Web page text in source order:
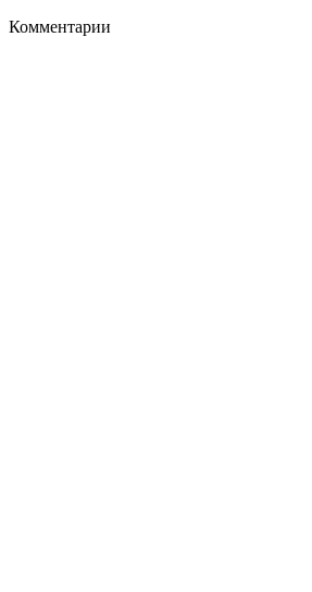
Комментарии